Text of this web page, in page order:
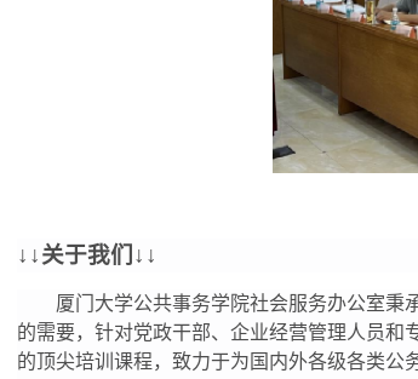
↓↓关于我们↓↓
厦门大学公共事务学院社会服务办公室秉
的需要，针对党政干部、企业经营管理人员和
的顶尖培训课程，致力于为国内外各级各类公